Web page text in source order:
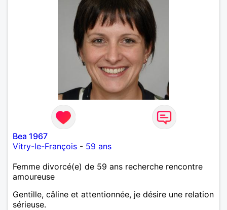
Bea 1967
Vitry-le-François - 59 ans
Femme divorcé(e) de 59 ans recherche rencontre
amoureuse
Gentille, câline et attentionnée, je désire une relation
sérieuse.